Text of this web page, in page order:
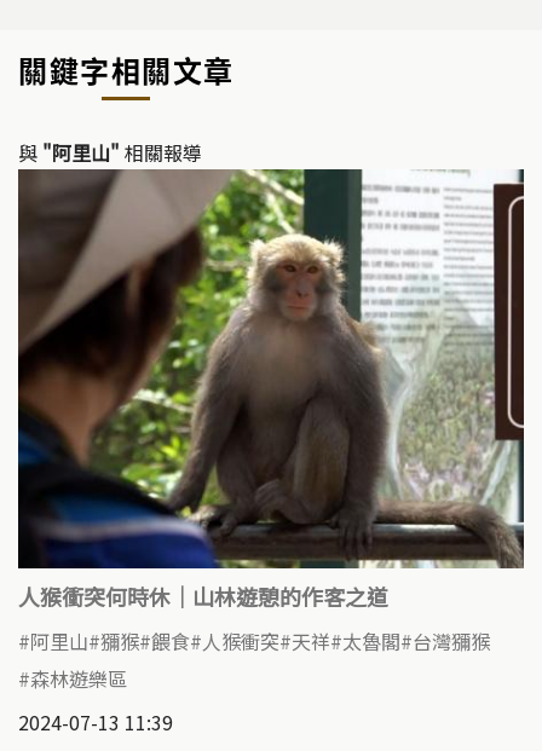
y
Li
k o
k
關鍵字相關文章
與 "阿里山" 相關報導
人猴衝突何時休｜山林遊憩的作客之道
阿里山 獼猴 餵食 人猴衝突 天祥 太魯閣 台灣獼猴
森林遊樂區
2024-07-13 11:39